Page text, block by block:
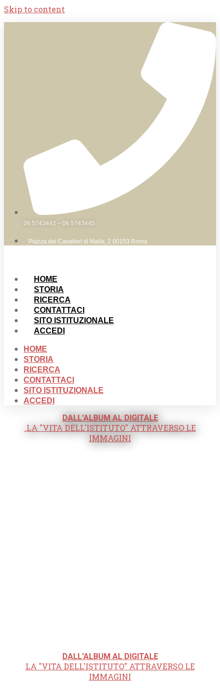
Skip to content
06 5743442 – 06 5743445
Piazza dei Cavalieri di Malta, 2 00153 Roma
HOME
STORIA
RICERCA
CONTATTACI
SITO ISTITUZIONALE
ACCEDI
HOME
STORIA
RICERCA
CONTATTACI
SITO ISTITUZIONALE
ACCEDI
DALL'ALBUM AL DIGITALE
.LA "VITA DELL'ISTITUTO" ATTRAVERSO LE
IMMAGINI
DALL'ALBUM AL DIGITALE
LA "VITA DELL'ISTITUTO" ATTRAVERSO LE
IMMAGINI